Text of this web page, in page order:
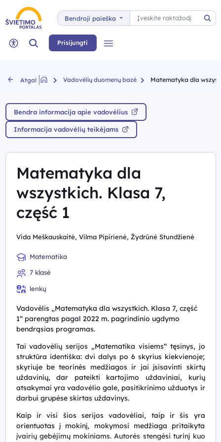
Bendroji paieška
Paieška
Neįgaliųjų rėžimas
Paieška Prisijungti
Atgal Vadovėlių duomenų bazė Matematyka dla
Bendra informacija apie vadovėlius
Informacija vadovėlių teikėjams
Matematyka dla
wszystkich. Klasa 7,
część 1
Vida Meškauskaitė, Vilma Pipirienė, Žydrūnė Stundžienė
Matematika
7 klasė
lenkų
Vadovėlis „Matematyka dla wszystkich. Klasa 7, część
1“ parengtas pagal 2022 m. pagrindinio ugdymo
bendrąsias programas.
Tai vadovėlių serijos „Matematika visiems“ tęsinys, jo
struktūra identiška: dvi dalys po 6 skyrius kiekvienoje;
skyriuje be teorinės medžiagos ir jai įsisavinti skirtų
uždavinių, dar pateikti kartojimo uždaviniai, kurių
atsakymai yra vadovėlio gale, pasitikrinimo užduotys ir
darbui grupėse skirtas uždavinys.
Kaip ir visi šios serijos vadovėliai, taip ir šis yra
orientuotas į mokinį, mokymosi medžiaga pritaikyta
įvairių gebėjimų mokiniams. Autorės stengėsi turinį kuo